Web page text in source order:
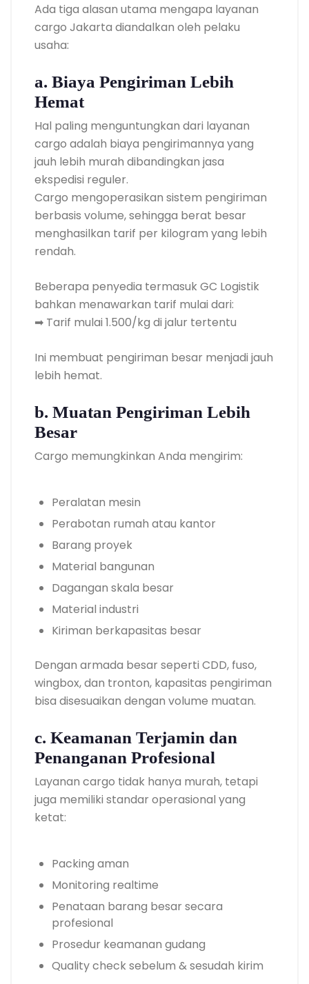
Ada tiga alasan utama mengapa layanan
cargo Jakarta diandalkan oleh pelaku
usaha:
a. Biaya Pengiriman Lebih
Hemat
Hal paling menguntungkan dari layanan
cargo adalah biaya pengirimannya yang
jauh lebih murah dibandingkan jasa
ekspedisi reguler.
Cargo mengoperasikan sistem pengiriman
berbasis volume, sehingga berat besar
menghasilkan tarif per kilogram yang lebih
rendah.
Beberapa penyedia termasuk GC Logistik
bahkan menawarkan tarif mulai dari:
➡ Tarif mulai 1.500/kg di jalur tertentu
Ini membuat pengiriman besar menjadi jauh
lebih hemat.
b. Muatan Pengiriman Lebih
Besar
Cargo memungkinkan Anda mengirim:
Peralatan mesin
Perabotan rumah atau kantor
Barang proyek
Material bangunan
Dagangan skala besar
Material industri
Kiriman berkapasitas besar
Dengan armada besar seperti CDD, fuso,
wingbox, dan tronton, kapasitas pengiriman
bisa disesuaikan dengan volume muatan.
c. Keamanan Terjamin dan
Penanganan Profesional
Layanan cargo tidak hanya murah, tetapi
juga memiliki standar operasional yang
ketat:
Packing aman
Monitoring realtime
Penataan barang besar secara
profesional
Prosedur keamanan gudang
Quality check sebelum & sesudah kirim